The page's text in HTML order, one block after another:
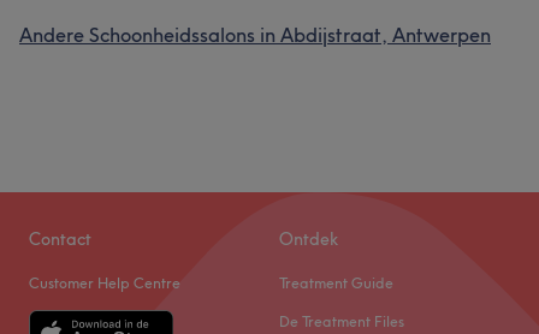
Andere Schoonheidssalons in Abdijstraat, Antwerpen
Contact
Customer Help Centre
Ontdek
Treatment Guide
De Treatment Files